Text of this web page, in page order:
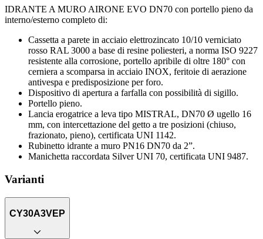
IDRANTE A MURO AIRONE EVO DN70 con portello pieno da
interno/esterno completo di:
Cassetta a parete in acciaio elettrozincato 10/10 verniciato
rosso RAL 3000 a base di resine poliesteri, a norma ISO 9227
resistente alla corrosione, portello apribile di oltre 180° con
cerniera a scomparsa in acciaio INOX, feritoie di aerazione
antivespa e predisposizione per foro.
Dispositivo di apertura a farfalla con possibilità di sigillo.
Portello pieno.
Lancia erogatrice a leva tipo MISTRAL, DN70 Ø ugello 16
mm, con intercettazione del getto a tre posizioni (chiuso,
frazionato, pieno), certificata UNI 1142.
Rubinetto idrante a muro PN16 DN70 da 2”.
Manichetta raccordata Silver UNI 70, certificata UNI 9487.
Varianti
CY30A3VEP